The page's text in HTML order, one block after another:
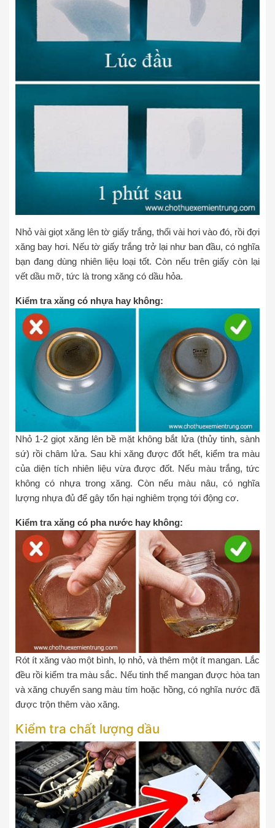
Nhỏ vài giọt xăng lên tờ giấy trắng, thổi vài hơi vào đó, rồi đợi
xăng bay hơi. Nếu tờ giấy trắng trở lại như ban đầu, có nghĩa
bạn đang dùng nhiên liệu loại tốt. Còn nếu trên giấy còn lại
vết dầu mỡ, tức là trong xăng có dầu hỏa.
Kiểm tra xăng có nhựa hay không:
Nhỏ 1-2 giọt xăng lên bề mặt không bắt lửa (thủy tinh, sành
sứ) rồi châm lửa. Sau khi xăng được đốt hết, kiểm tra màu
của diện tích nhiên liệu vừa được đốt. Nếu màu trắng, tức
không có nhựa trong xăng. Còn nếu màu nâu, có nghĩa
lượng nhựa đủ để gây tổn hại nghiêm trọng tới động cơ.
Kiểm tra xăng có pha nước hay không:
Rót ít xăng vào một bình, lọ nhỏ, và thêm một ít mangan. Lắc
đều rồi kiểm tra màu sắc. Nếu tinh thể mangan được hòa tan
và xăng chuyển sang màu tím hoặc hồng, có nghĩa nước đã
được trộn thêm vào xăng.
Kiểm tra chất lượng dầu